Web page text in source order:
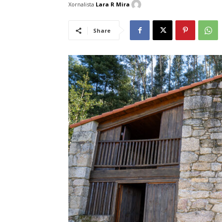
Xornalista Lara R Mira
Share